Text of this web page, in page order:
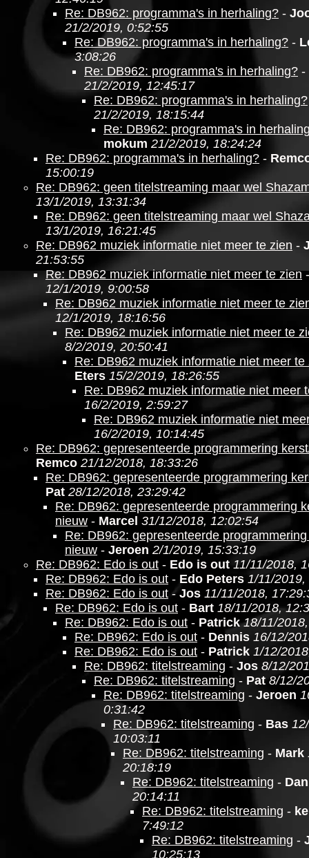
Re: DB962: programma's in herhaling? -
21/2/2019, 0:52:55
Re: DB962: programma's in herhaling? -
3:08:26
Re: DB962: programma's in herhaling? -
21/2/2019, 12:45:17
Re: DB962: programma's in herhaling?
21/2/2019, 18:15:44
Re: DB962: programma's in
mokum 21/2/2019, 18:24:24
Re: DB962: programma's in herhaling? -
15:00:19
Re: DB962: geen titelstreaming maar wel
13/1/2019, 13:31:34
Re: DB962: geen titelstreaming maar wel
13/1/2019, 16:21:45
Re: DB962 muziek informatie niet meer te zien -
21:53:55
Re: DB962 muziek informatie niet meer te zien
12/1/2019, 9:00:58
Re: DB962 muziek informatie niet meer te
12/1/2019, 18:16:56
Re: DB962 muziek informatie niet meer te
8/2/2019, 20:50:41
Re: DB962 muziek informatie niet meer te
Eters 15/2/2019, 18:26:55
Re: DB962 muziek informatie niet meer
16/2/2019, 2:59:27
Re: DB962 muziek informatie niet
16/2/2019, 10:14:45
Re: DB962: gepresenteerde programmering
Remco 21/12/2018, 18:33:26
Re: DB962: gepresenteerde programmering
Pat 28/12/2018, 23:29:42
Re: DB962: gepresenteerde programmering
nieuw - Marcel 31/12/2018, 12:02:54
Re: DB962: gepresenteerde
nieuw - Jeroen 2/1/2019, 15:33:19
Re: DB962: Edo is out - Edo is out 11/11/2018,
Re: DB962: Edo is out - Edo Peters 1/11/
Re: DB962: Edo is out - Jos 11/11/2018,
Re: DB962: Edo is out - Bart 18/11/2018,
Re: DB962: Edo is out - Patrick 18/11/
Re: DB962: Edo is out - Dennis 16/12/
Re: DB962: Edo is out - Patrick 1/12/
Re: DB962: titelstreaming - Jos 8/12/
Re: DB962: titelstreaming - Pat 8/12/
Re: DB962: titelstreaming - Jeroen
0:31:42
Re: DB962: titelstreaming - Bas
10:03:11
Re: DB962: titelstreaming - Mark
20:18:19
Re: DB962: titelstreaming -
20:14:11
Re: DB962: titelstreaming -
7:49:12
Re: DB962: titelstreaming -
10:25:13